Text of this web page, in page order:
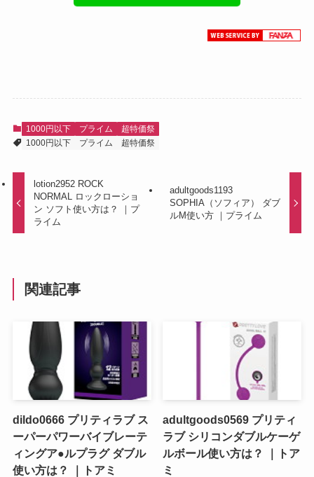
1000円以下 プライム
超特価祭
1000円以下
プライム 超特価祭
lotion2952 ROCK
NORMAL ロックローショ
ン ソフト使い方は？ ｜プ
ライム
adultgoods1193
SOPHIA（ソフィア） ダブ
ルM使い方 ｜プライム
関連記事
dildo0666 プリティラブ ス
ーパーパワーバイブレーテ
ィングア●ルプラグ ダブル
使い方は？ ｜トアミ
adultgoods0569 プリティ
ラブ シリコンダブルケーゲ
ルボール使い方は？ ｜トア
ミ